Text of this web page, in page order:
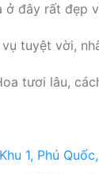
ở đây rất
tuyệt vời,
tươi lâu,
1, Phú